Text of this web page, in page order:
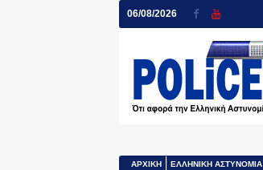
06/08/2026
ΑΡΧΙΚΗ ΕΛΛΗΝΙΚΗ ΑΣΤΥΝΟΜΙΑ